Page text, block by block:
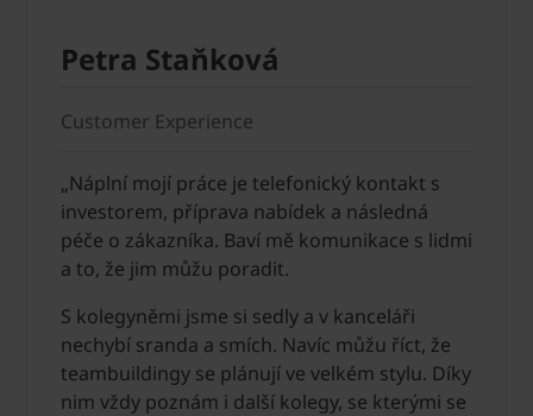
Petra Staňková
Customer Experience
„Náplní mojí práce je telefonický kontakt s
investorem, příprava nabídek a následná
péče o zákazníka. Baví mě komunikace s lidmi
a to, že jim můžu poradit.
S kolegyněmi jsme si sedly a v kanceláři
nechybí sranda a smích. Navíc můžu říct, že
teambuildingy se plánují ve velkém stylu. Díky
nim vždy poznám i další kolegy, se kterými se